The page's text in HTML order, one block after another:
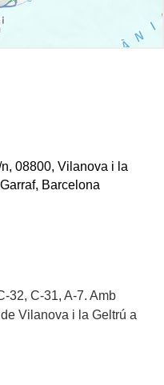
08800, Vilanova i la
Barcelona
32, C-31, A-7. Amb
Vilanova i la Geltrú a